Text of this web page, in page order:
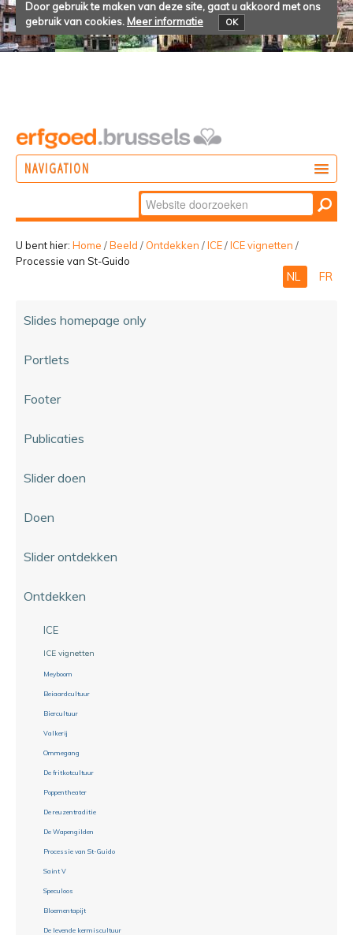
Door gebruik te maken van deze site, gaat u akkoord met ons
gebruik van cookies. Meer informatie OK
NAVIGATION
BELEVEN
Zoek
Geavanceerd
zoeken...
U bent hier: Home /Beeld / Ontdekken /ICE/ICE vignetten /
Processie van St-Guido
NL FR
Slides homepage only
Portlets
Footer
Publicaties
Slider doen
Doen
Slider ontdekken
Ontdekken
ICE
ICE vignetten
Meyboom
Beiaardcultuur
Biercultuur
Valkerij
Ommegang
De fritkotcultuur
Poppentheater
De reuzentraditie
De Wapengilden
Processie van St-Guido
Saint V
Speculoos
Bloementapijt
De levende kermiscultuur